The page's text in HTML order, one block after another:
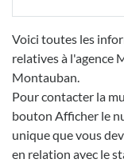
Voici toutes les
relatives à l'agence
Montauban.
Pour contacter la
bouton Afficher le
unique que vous
en relation avec le